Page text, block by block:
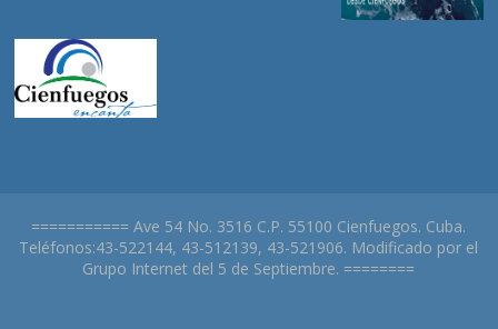
=========== Ave 54 No. 3516 C.P. 55100 Cienfuegos. Cuba.
Teléfonos:43-522144, 43-512139, 43-521906. Modificado por el
Grupo Internet del 5 de Septiembre. ========